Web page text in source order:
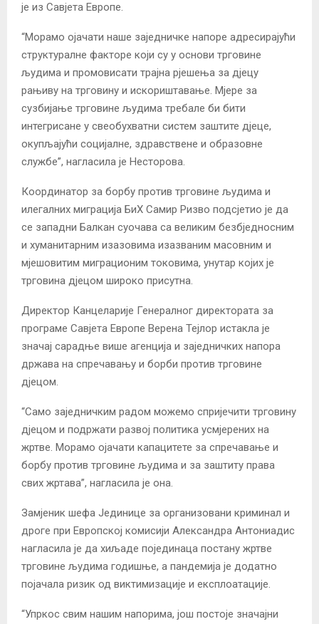
је из Савјета Европе.
“Морамо ојачати наше заједничке напоре адресирајући
структуралне факторе који су у основи трговине
људима и промовисати трајна рјешења за дјецу
рањиву на трговину и искориштавање. Мјере за
сузбијање трговине људима требале би бити
интегрисане у свеобухватни систем заштите дјеце,
окупљајући социјалне, здравствене и образовне
службе”, нагласила је Несторова.
Координатор за борбу против трговине људима и
илегалних миграција БиХ Самир Ризво подсјетио је да
се западни Балкан суочава са великим безбједносним
и хуманитарним изазовима изазваним масовним и
мјешовитим миграционим токовима, унутар којих је
трговина дјецом широко присутна.
Директор Канцеларије Генералног директората за
програме Савјета Европе Верена Тејлор истакла је
значај сарадње више агенција и заједничких напора
држава на спречавању и борби против трговине
дјецом.
“Само заједничким радом можемо спријечити трговину
дјецом и подржати развој политика усмјерених на
жртве. Морамо ојачати капацитете за спречавање и
борбу против трговине људима и за заштиту права
свих жртава”, нагласила је она.
Замјеник шефа Јединице за организовани криминал и
дроге при Европској комисији Александра Антониадис
нагласила је да хиљаде појединаца постану жртве
трговине људима годишње, а пандемија је додатно
појачала ризик од виктимизације и експлоатације.
“Упркос свим нашим напорима, још постоје значајни